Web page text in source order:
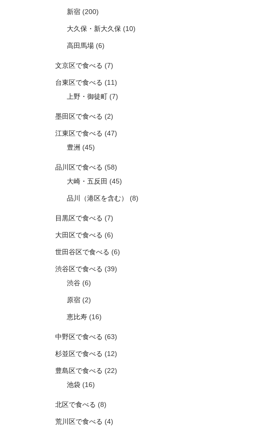
新宿 (200)
大久保・新大久保 (10)
高田馬場 (6)
文京区で食べる (7)
台東区で食べる (11)
上野・御徒町 (7)
墨田区で食べる (2)
江東区で食べる (47)
豊洲 (45)
品川区で食べる (58)
大崎・五反田 (45)
品川（港区を含む） (8)
目黒区で食べる (7)
大田区で食べる (6)
世田谷区で食べる (6)
渋谷区で食べる (39)
渋谷 (6)
原宿 (2)
恵比寿 (16)
中野区で食べる (63)
杉並区で食べる (12)
豊島区で食べる (22)
池袋 (16)
北区で食べる (8)
荒川区で食べる (4)